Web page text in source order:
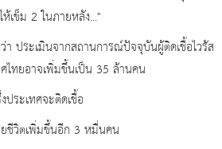
เข็ม 2 ในภายหลัง..."
มินจากสถานการณ์ปัจจุบันผู้ติดเชื้อไวรัส
ไทยอาจเพิ่มขึ้นเป็น 35 ล้านคน
เทศจะติดเชื้อ
เพิ่มขึ้นอีก 3 หมื่นคน